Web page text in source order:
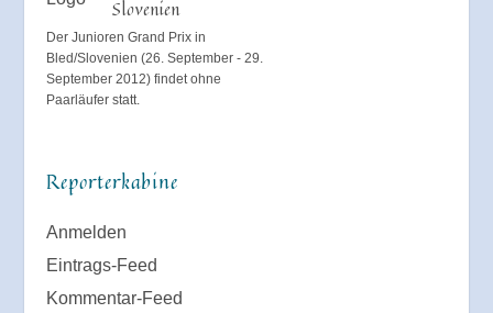
Slovenien
Der Junioren Grand Prix in
Bled/Slovenien (26. September - 29.
September 2012) findet ohne
Paarläufer statt.
Reporterkabine
Anmelden
Eintrags-Feed
Kommentar-Feed